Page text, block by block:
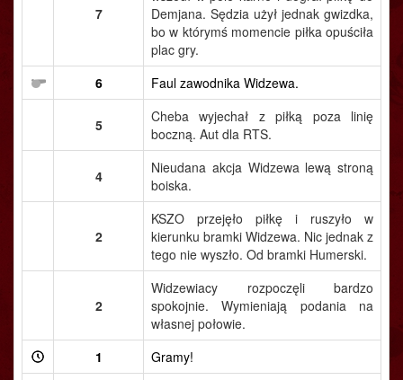
7
Demjana. Sędzia użył jednak gwizdka,
bo w którymś momencie piłka opuściła
plac gry.
6
Faul zawodnika Widzewa.
5
Cheba wyjechał z piłką poza linię
boczną. Aut dla RTS.
4
Nieudana akcja Widzewa lewą stroną
boiska.
2
KSZO przejęło piłkę i ruszyło w
kierunku bramki Widzewa. Nic jednak z
tego nie wyszło. Od bramki Humerski.
2
Widzewiacy rozpoczęli bardzo
spokojnie. Wymieniają podania na
własnej połowie.
1
Gramy!